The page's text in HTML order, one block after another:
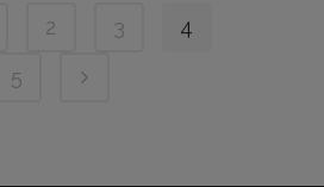
2 3
4
5